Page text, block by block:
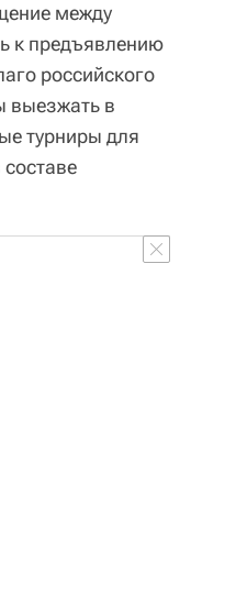
между
к предъявлению
российского
выезжать в
турниры для